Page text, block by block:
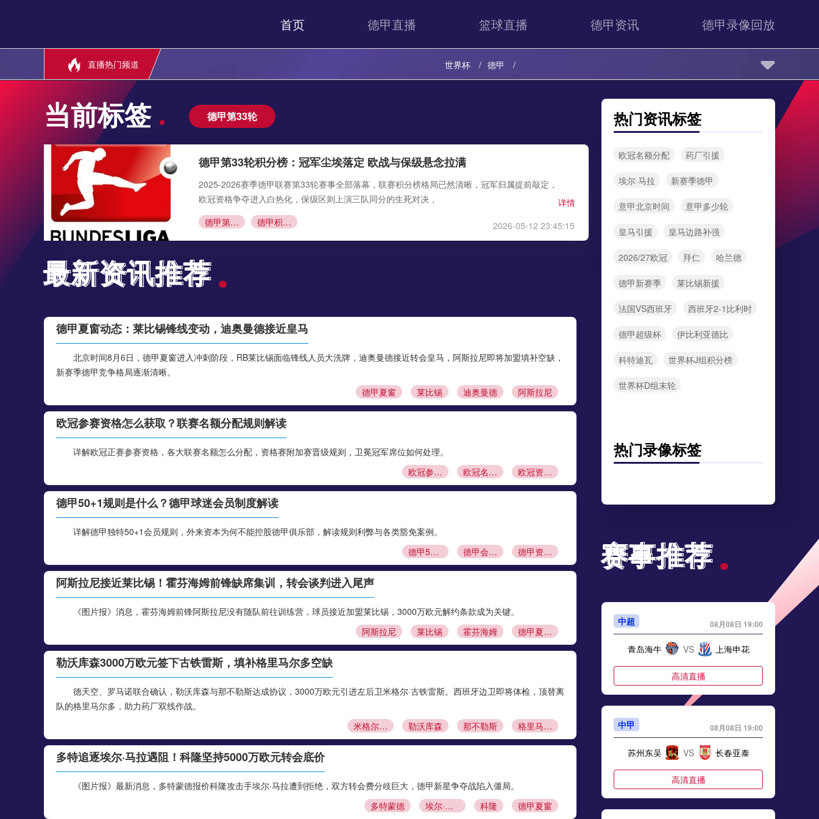
首页 德甲直播 篮球直播 德甲资讯 德甲录像回放
直播热门频道 世界杯 德甲
当前标签 德甲第33轮
德甲第33轮积分榜：冠军尘埃落定 欧战与保级悬念拉满
2025-2026赛季德甲联赛第33轮赛事全部落幕，联赛积分榜格局已然清晰，冠军归属提前敲定，
欧冠资格争夺进入白热化，保级区则上演三队同分的生死对决，
详情
德甲第33轮
德甲积分榜 2026-05-12 23:45:15
最新资讯推荐
最新资讯推荐
德甲夏窗动态：莱比锡锋线变动，迪奥曼德接近皇马
北京时间8月6日，德甲夏窗进入冲刺阶段，RB莱比锡面临锋线人员大洗牌，迪奥曼德接近转会皇马，阿斯拉尼即将加盟填补空缺，
新赛季德甲竞争格局逐渐清晰。
德甲夏窗
莱比锡 迪奥曼德 阿斯拉尼
欧冠参赛资格怎么获取？联赛名额分配规则解读
详解欧冠正赛参赛资格，各大联赛名额怎么分配，资格赛附加赛晋级规则，卫冕冠军席位如何处理。
欧冠参赛资格
欧冠名额分配 欧冠资格赛规则
德甲50+1规则是什么？德甲球迷会员制度解读
详解德甲独特50+1会员规则，外来资本为何不能控股德甲俱乐部，解读规则利弊与各类豁免案例。
德甲50+1规则
德甲会员制 德甲资本规则
阿斯拉尼接近莱比锡！霍芬海姆前锋缺席集训，转会谈判进入尾声
《图片报》消息，霍芬海姆前锋阿斯拉尼没有随队前往训练营，球员接近加盟莱比锡，3000万欧元解约条款成为关键。
阿斯拉尼
莱比锡 霍芬海姆 德甲夏窗转会
勒沃库森3000万欧元签下古铁雷斯，填补格里马尔多空缺
德天空、罗马诺联合确认，勒沃库森与那不勒斯达成协议，3000万欧元引进左后卫米格尔·古铁雷斯。西班牙边卫即将体检，顶替离
队的格里马尔多，助力药厂双线作战。
米格尔·古铁雷斯
勒沃库森 那不勒斯 格里马尔多
多特追逐埃尔·马拉遇阻！科隆坚持5000万欧元转会底价
《图片报》最新消息，多特蒙德报价科隆攻击手埃尔·马拉遭到拒绝，双方转会费分歧巨大，德甲新星争夺战陷入僵局。
多特蒙德
埃尔·马拉 科隆 德甲夏窗
热门资讯标签
欧冠名额分配 药厂引援
埃尔·马拉 新赛季德甲
意甲北京时间 意甲多少轮
皇马引援 皇马边路补强
2026/27欧冠 拜仁 哈兰德
德甲新赛季 莱比锡新援
法国VS西班牙 西班牙2-1比利时
德甲超级杯 伊比利亚德比
科特迪瓦 世界杯J组积分榜
世界杯D组末轮
热门录像标签
赛事推荐
赛事推荐
中超 08月08日 19:00
青岛海牛 VS 上海申花
高清直播
中甲 08月08日 19:00
苏州东吴 VS 长春亚泰
高清直播